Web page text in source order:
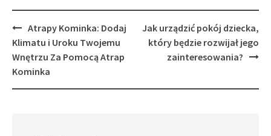
Post
navigation
Atrapy Kominka: Dodaj
Klimatu i Uroku Twojemu
Wnętrzu Za Pomocą Atrap
Kominka
Jak urządzić pokój dziecka,
który będzie rozwijał jego
zainteresowania?